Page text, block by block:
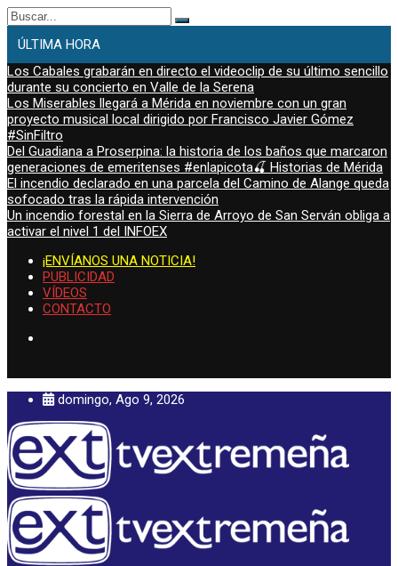
Buscar:
ÚLTIMA HORA
Los Cabales grabarán en directo el videoclip de su último sencillo
durante su concierto en Valle de la Serena
Los Miserables llegará a Mérida en noviembre con un gran
proyecto musical local dirigido por Francisco Javier Gómez
#SinFiltro
Del Guadiana a Proserpina: la historia de los baños que marcaron
generaciones de emeritenses #enlapicota🍒 Historias de Mérida
El incendio declarado en una parcela del Camino de Alange queda
sofocado tras la rápida intervención
Un incendio forestal en la Sierra de Arroyo de San Serván obliga a
activar el nivel 1 del INFOEX
¡ENVÍANOS UNA NOTICIA!
PUBLICIDAD
VÍDEOS
CONTACTO
domingo, Ago 9, 2026